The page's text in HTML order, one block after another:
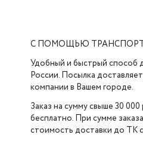
С ПОМОЩЬЮ
Удобный и быстрый способ
России. Посылка
компании в Вашем городе.
Заказ на сумму свыше 30
бесплатно. При сумме
стоимость доставки до ТК